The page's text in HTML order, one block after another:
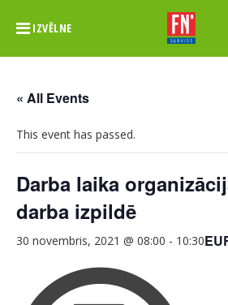
IZVĒLNE
« All Events
This event has passed.
Darba laika
darba izpildē
30 novembris, 2021 @ 08:00 - 10:30